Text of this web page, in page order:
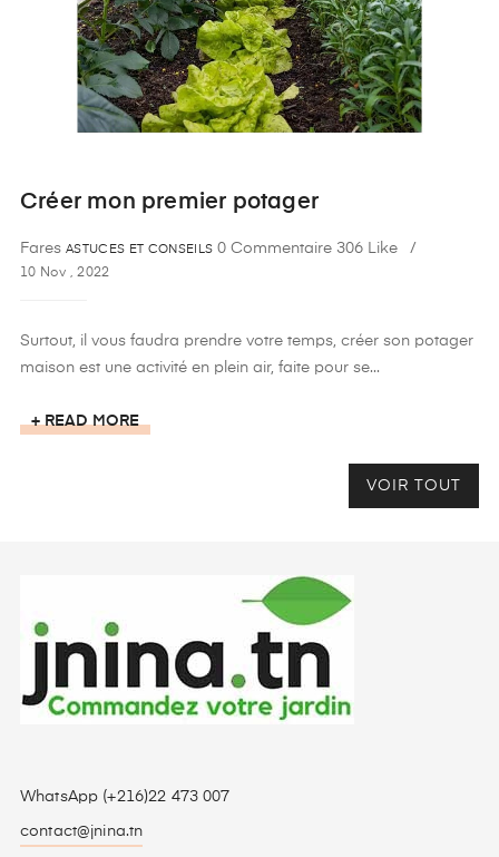
Créer mon premier potager
Fares ASTUCES ET CONSEILS 0 Commentaire 306 Like
10 Nov ,2022
Surtout, il vous faudra prendre votre temps, créer son potager
maison est une activité en plein air, faite pour se...
+ READ MORE
VOIR TOUT
WhatsApp (+216)22 473 007
contact@jnina.tn